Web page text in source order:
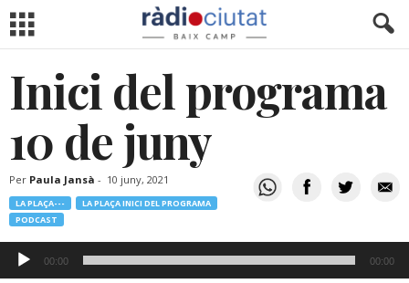
Inici del programa
10 de juny
Per Paula Jansà - 10 juny, 2021
LA PLAÇA---
LA PLAÇA INICI DEL PROGRAMA
PODCAST
Reproductor
d'àudio
00:00 00:00